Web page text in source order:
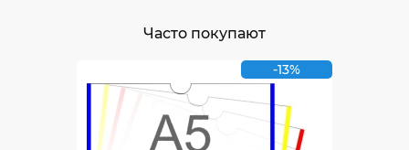
Часто покупают
-13%